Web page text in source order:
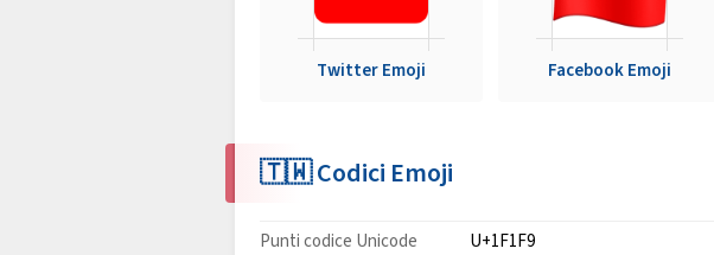
Twitter Emoji Facebook Emoji
🇹🇼 Codici Emoji
Punti codice Unicode
U+1F1F9